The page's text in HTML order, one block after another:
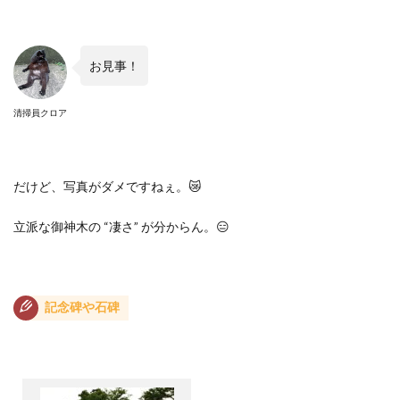
清掃員クロア
お見事！
だけど、写真がダメですねぇ。 😿
立派な御神木の “凄さ” が分からん。 😑
記念碑や石碑